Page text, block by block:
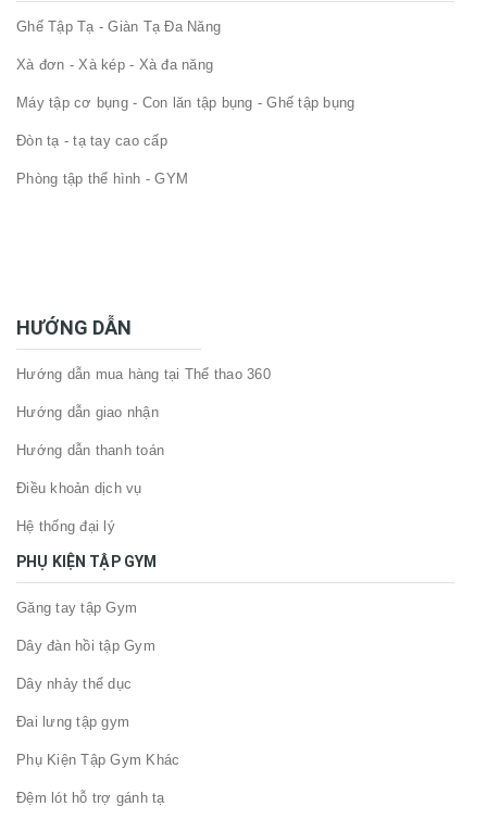
Ghế Tập Tạ - Giàn Tạ Đa Năng
Xà đơn - Xà kép - Xà đa năng
Máy tập cơ bụng - Con lăn tập bụng - Ghế tập bụng
Đòn tạ - tạ tay cao cấp
Phòng tập thể hình - GYM
HƯỚNG DẪN
Hướng dẫn mua hàng tại Thể thao 360
Hướng dẫn giao nhận
Hướng dẫn thanh toán
Điều khoản dịch vụ
Hệ thống đại lý
PHỤ KIỆN TẬP GYM
Găng tay tập Gym
Dây đàn hồi tập Gym
Dây nhảy thể dục
Đai lưng tập gym
Phụ Kiện Tập Gym Khác
Đệm lót hỗ trợ gánh tạ